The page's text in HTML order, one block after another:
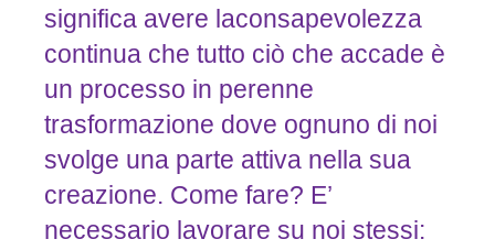
significa avere laconsapevolezza
continua che tutto ciò che accade è
un processo in perenne
trasformazione dove ognuno di noi
svolge una parte attiva nella sua
creazione. Come fare? E’
necessario lavorare su noi stessi: